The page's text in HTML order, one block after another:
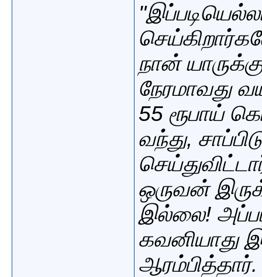
நான்
நேரமாவது
55 ரூபாய்
வந்து,
ஒருவன்
இல்லை!
கவனியாது
ஆரம்பித்தார்.